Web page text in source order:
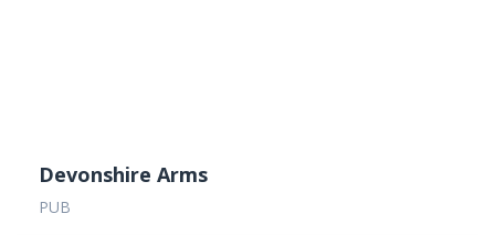
Devonshire Arms
PUB